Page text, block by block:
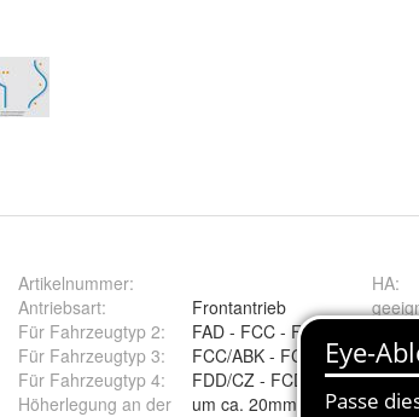
Artikelnummer:
Antriebsart:
Frontantrieb
Für Fahrzeugtyp 2:
FAD - FCC - FCCA - FCCT -
Für Fahrzeugtyp 3:
FCC/ABK - FCC/MC - FCC/
Für Fahrzeugtyp 4:
Höherlegung an der
HA:
um ca. 20mm